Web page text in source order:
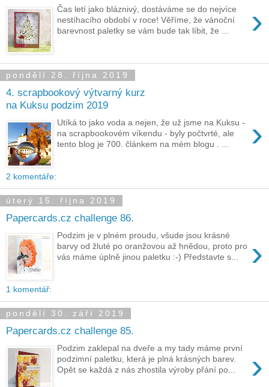
›
Čas letí jako bláznivý, dostáváme se do nejvíce
nestíhacího období v roce! Věříme, že vánoční
barevnost paletky se vám bude tak líbit, že ...
pondělí 28. října 2019
4. scrapbookový výtvarný kurz
na Kuksu podzim 2019
›
Utíká to jako voda a nejen, že už jsme na Kuksu -
na scrapbookovém víkendu - byly počtvrté, ale
tento blog je 700. článkem na mém blogu . ...
2 komentáře:
úterý 15. října 2019
Papercards.cz challenge 86.
›
Podzim je v plném proudu, všude jsou krásné
barvy od žluté po oranžovou až hnědou, proto pro
vás máme úplně jinou paletku :-) Představte s...
1 komentář:
pondělí 30. září 2019
Papercards.cz challenge 85.
›
Podzim zaklepal na dveře a my tady máme první
podzimní paletku, která je plná krásných barev.
Opět se každá z nás zhostila výroby přání po...